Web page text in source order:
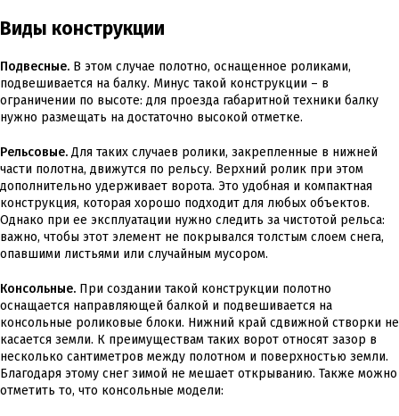
Виды конструкции
Подвесные. В этом случае полотно, оснащенное роликами,
подвешивается на балку. Минус такой конструкции – в
ограничении по высоте: для проезда габаритной техники балку
нужно размещать на достаточно высокой отметке.
Рельсовые. Для таких случаев ролики, закрепленные в нижней
части полотна, движутся по рельсу. Верхний ролик при этом
дополнительно удерживает ворота. Это удобная и компактная
конструкция, которая хорошо подходит для любых объектов.
Однако при ее эксплуатации нужно следить за чистотой рельса:
важно, чтобы этот элемент не покрывался толстым слоем снега,
опавшими листьями или случайным мусором.
Консольные. При создании такой конструкции полотно
оснащается направляющей балкой и подвешивается на
консольные роликовые блоки. Нижний край сдвижной створки не
касается земли. К преимуществам таких ворот относят зазор в
несколько сантиметров между полотном и поверхностью земли.
Благодаря этому снег зимой не мешает открыванию. Также можно
отметить то, что консольные модели: